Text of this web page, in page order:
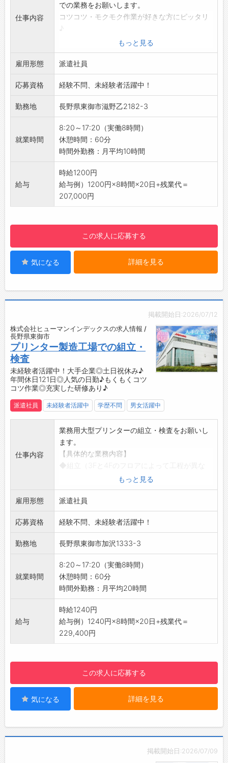
丸となってお客様満足度の向上に取り組んでい
力で新しい価値の創造に挑戦できる環境です◎
・「人にやさしい」「地球にやさしい」をモッ
トーに、社会・環境に配慮した企業活動を行っ
ています。
・社員一人ひとりの個性を尊重し、働きがいを
感じられる職場づくりを推進しています。
【こんな方にオススメ♪】
◇未経験から製造業にチャレンジしたい方
◆もくもくコツコツ作業が好きな方
◇ものづくりに興味がある方
◇安定した環境で働きたい方
◆体を動かしながら働きたい方
【環境面等】
・フリーター・新卒 歓迎！
☆----------------------------------------
☆
当社では他にも以下のような方が働いている職
場もございます。
☆----------------------------------------
☆
◆時間単位年休制度あり！
有給休暇は1時間分、2時間分と時間単位でも取
☆----------------------------------------
☆
◆給与前払い制度あり！
勤務実績に応じて、給与前払いが可能です◎
☆----------------------------------------
☆
◆ご不明点はいつでもご相談ください！
登録はご自宅からお電話で可能です◎
☆
◆職場見学可能！自分が働くイメージができま
みなさまのご応募を心よりお待ちしております
＾＾
☆----------------------------------------
☆
仕事内容
での業務をお願いします。
コツコツ・モクモク作業が好きな方にピッタリ
シンプルな作業が中心なので、未経験の方でも
安心してスタートできるお仕事です◎
【具体的な業務内容】
■検品
・出来上がった製品を目視で、印刷ミスや汚
れ、破れなどの不良が無いかを確認します。
■梱包作業
に、まとめて段ボールに梱包します。
■伝票貼り
・パソコンに住所録があるので、印刷してダン
ボールなどの出荷する製品に伝票を貼り付けま
す。
・伝票を出す際にパソコンを使用しますが、入
【おすすめポイント】
◆未経験者歓迎◎
・無地のTシャツのように、あなたの可能性は
・新しいスキルを身につけ、自分自身の成長を
◆年間休日120日＆土日祝休み♪
・休日もしっかり取れるので、リフレッシュし
◆残業少なめ！
・月10時間程度と少なめなので、メリハリをつ
【やりがい】
・自分が携わった製品が無事にお客様のもとへ
届く喜びを感じられます！
【設備】
・無料駐車場完備！安心して通えます◎
【こんな方にオススメ♪】
◇コツコツ・モクモク作業が好きな方
◆プライベートも大切にしながら働きたい方
☆----------------------------------------
◆時間単位年休制度あり！
有給休暇は1時間分、2時間分と時間単位でも取
得できます◎
☆----------------------------------------
☆
◆給与前払い制度あり！
勤務実績に応じて、給与前払いが可能です◎
☆----------------------------------------
☆
◆ご不明点はいつでもご相談ください！
登録はご自宅からお電話で可能です◎
☆----------------------------------------
☆
◆職場見学可能！自分が働くイメージができま
す。
もっと見る
雇用形態 派遣社員
応募資格 経験不問、未経験者活躍中！
勤務地 長野県東御市滋野乙2182-3
就業時間
8:20～17:20（実働8時間）
休憩時間：60分
時間外勤務：月平均10時間
給与
時給1200円
給与例）1200円×8時間×20日+残業代＝
207,000円
この求人に応募する
気になる 詳細を見る
掲載開始日:2026/07/12
株式会社ヒューマンインデックスの求人情報 /
長野県東御市
プリンター製造工場での組立・
検査
未経験者活躍中！大手企業◎土日祝休み♪
年間休日121日◎人気の日勤♪もくもくコツ
コツ作業◎充実した研修あり♪
派遣社員 未経験者活躍中 学歴不問 男女活躍中
仕事内容
業務用大型プリンターの組立・検査をお願いし
ます。
【具体的な業務内容】
り、見学後に決定します。）
・スパナ、ドライバー、電動ドライバーを使用
したプリンターの組立
・部品同士の組立、台座と本体の組立、コード
や配線をコネクターに接続、電動ドライバーを
使用したネジ締めなどの電装基盤部分の組立
◆検査
・インクが出るかの確認
※検査内容により、紫外線を遮断する部屋での
業務を行う場合がございます。
（クリーンルームではないため、特別な着替え
などは必要ありません◎）
【未経験OK！】
【研修制度】
・まずは作業標準を元に、電動ドライバーの使
い方や品質面など基本的なことを学んでいただ
・現場でのOJTでは、手順書を確認しながら、
・個人差もありますが、1週間～2週間ほどしっ
かりと研修を行うので、安心して勤務していた
もっと見る
雇用形態 派遣社員
応募資格 経験不問、未経験者活躍中！
勤務地 長野県東御市加沢1333-3
就業時間
8:20～17:20（実働8時間）
休憩時間：60分
時間外勤務：月平均20時間
給与
時給1240円
給与例）1240円×8時間×20日+残業代＝
229,400円
この求人に応募する
気になる 詳細を見る
掲載開始日:2026/07/09